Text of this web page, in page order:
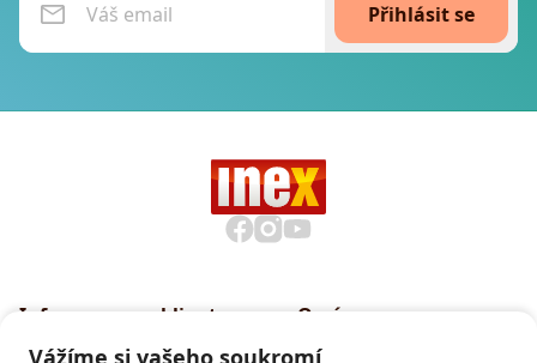
Přihlásit se
Informace pro klienty O nás
Vážíme si vašeho soukromí